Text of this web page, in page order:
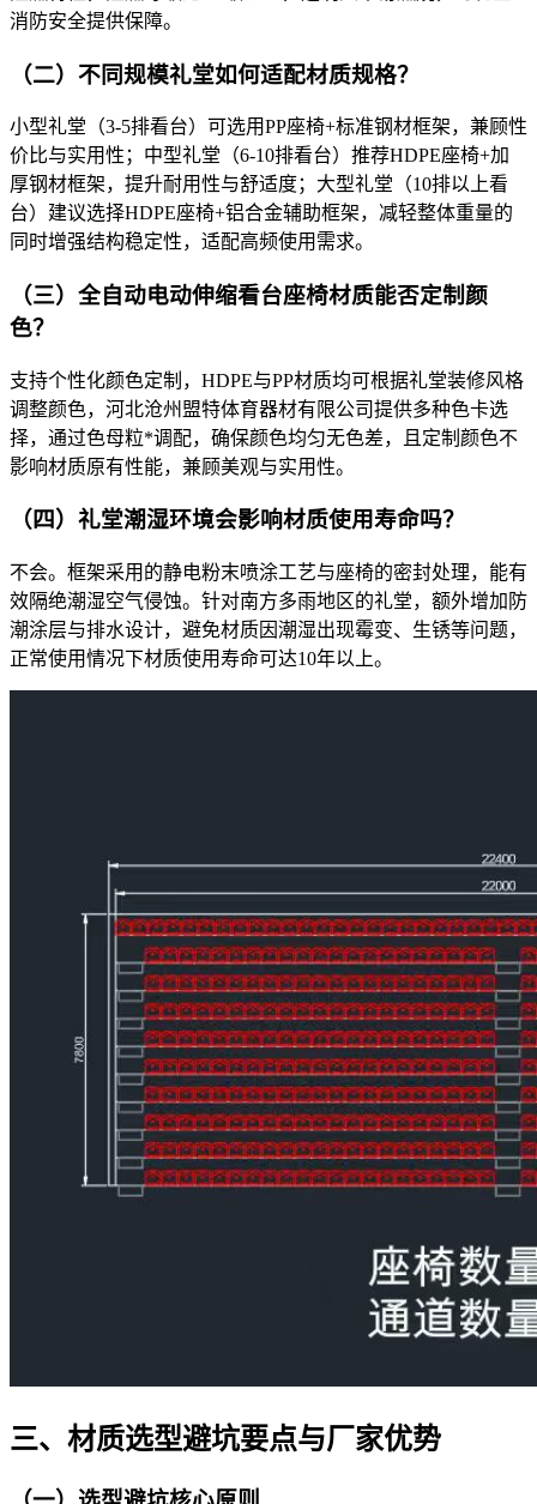
消防安全提供保障。​
（二）不同规模礼堂如何适配材质规格？​
小型礼堂（3-5排看台）可选用PP座椅+标准钢材框架，兼顾性
价比与实用性；中型礼堂（6-10排看台）推荐HDPE座椅+加
厚钢材框架，提升耐用性与舒适度；大型礼堂（10排以上看
台）建议选择HDPE座椅+铝合金辅助框架，减轻整体重量的
同时增强结构稳定性，适配高频使用需求。​
（三）全自动电动伸缩看台座椅材质能否定制颜
色？​
支持个性化颜色定制，HDPE与PP材质均可根据礼堂装修风格
调整颜色，河北沧州盟特体育器材有限公司提供多种色卡选
择，通过色母粒*调配，确保颜色均匀无色差，且定制颜色不
影响材质原有性能，兼顾美观与实用性。​
（四）礼堂潮湿环境会影响材质使用寿命吗？​
不会。框架采用的静电粉末喷涂工艺与座椅的密封处理，能有
效隔绝潮湿空气侵蚀。针对南方多雨地区的礼堂，额外增加防
潮涂层与排水设计，避免材质因潮湿出现霉变、生锈等问题，
正常使用情况下材质使用寿命可达10年以上。​
三、材质选型避坑要点与厂家优势​